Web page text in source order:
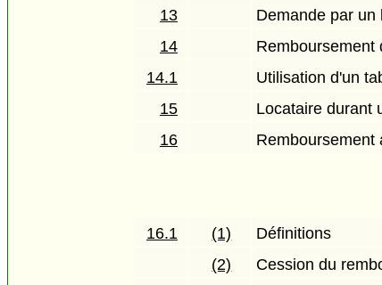
13
Demande par un
14
Remboursement
14.1
Utilisation d'un
15
Locataire durant
16
Remboursement
16.1
(1)
Définitions
(2)
Cession du